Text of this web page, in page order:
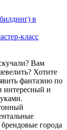
в
класс
Вам
Хотите
фантазию по
интересный и
города